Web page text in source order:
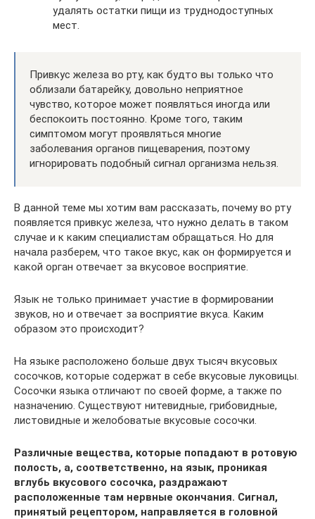
удалять остатки пищи из труднодоступных
мест.
Привкус железа во рту, как будто вы только что
облизали батарейку, довольно неприятное
чувство, которое может появляться иногда или
беспокоить постоянно. Кроме того, таким
симптомом могут проявляться многие
заболевания органов пищеварения, поэтому
игнорировать подобный сигнал организма нельзя.
В данной теме мы хотим вам рассказать, почему во рту
появляется привкус железа, что нужно делать в таком
случае и к каким специалистам обращаться. Но для
начала разберем, что такое вкус, как он формируется и
какой орган отвечает за вкусовое восприятие.
Язык не только принимает участие в формировании
звуков, но и отвечает за восприятие вкуса. Каким
образом это происходит?
На языке расположено больше двух тысяч вкусовых
сосочков, которые содержат в себе вкусовые луковицы.
Сосочки языка отличают по своей форме, а также по
назначению. Существуют нитевидные, грибовидные,
листовидные и желобоватые вкусовые сосочки.
Различные вещества, которые попадают в ротовую
полость, а, соответственно, на язык, проникая
вглубь вкусового сосочка, раздражают
расположенные там нервные окончания. Сигнал,
принятый рецептором, направляется в головной